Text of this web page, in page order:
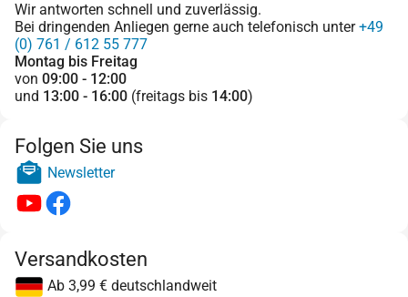
Wir antworten schnell und zuverlässig.
Bei dringenden Anliegen gerne auch telefonisch unter+49
(0) 761 / 612 55 777
Montag bis Freitag
von 09:00 - 12:00
und 13:00 - 16:00 (freitags bis 14:00)
Folgen Sie uns
Newsletter
Versandkosten
Ab 3,99 € deutschlandweit